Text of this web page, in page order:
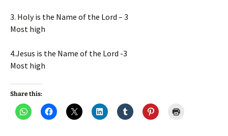
3. Holy is the Name of the Lord – 3
Most high
4.Jesus is the Name of the Lord -3
Most high
Share this: